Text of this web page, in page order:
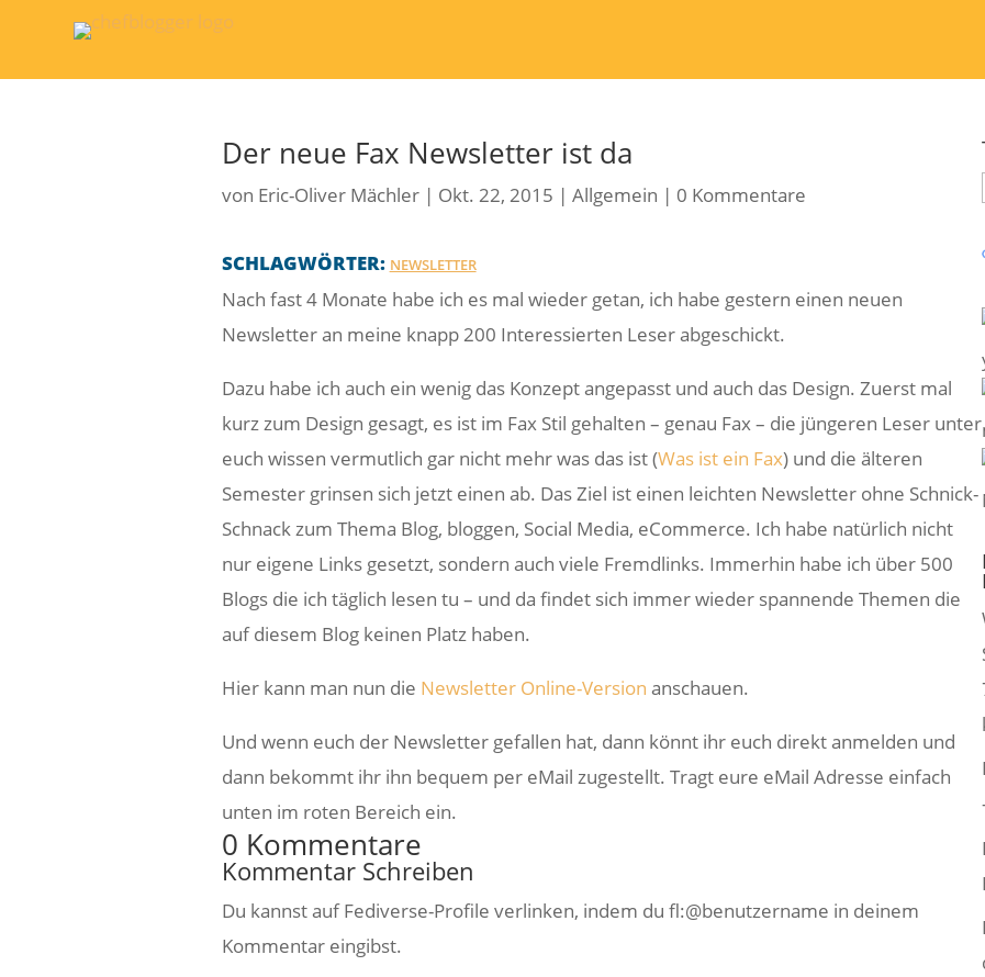
Der neue Fax Newsletter ist da
von Eric-Oliver Mächler| Okt. 22, 2015 | Allgemein | 0 Kommentare
SCHLAGWÖRTER: NEWSLETTER
Nach fast 4 Monate habe ich es mal wieder getan, ich habe gestern einen neuen
Newsletter an meine knapp 200 Interessierten Leser abgeschickt.
Dazu habe ich auch ein wenig das Konzept angepasst und auch das Design. Zuerst mal
kurz zum Design gesagt, es ist im Fax Stil gehalten – genau Fax – die jüngeren Leser unter
euch wissen vermutlich gar nicht mehr was das ist (Was ist ein Fax) und die älteren
Semester grinsen sich jetzt einen ab. Das Ziel ist einen leichten Newsletter ohne Schnick-
Schnack zum Thema Blog, bloggen, Social Media, eCommerce. Ich habe natürlich nicht
nur eigene Links gesetzt, sondern auch viele Fremdlinks. Immerhin habe ich über 500
Blogs die ich täglich lesen tu – und da findet sich immer wieder spannende Themen die
auf diesem Blog keinen Platz haben.
Hier kann man nun die Newsletter Online-Version anschauen.
Und wenn euch der Newsletter gefallen hat, dann könnt ihr euch direkt anmelden und
dann bekommt ihr ihn bequem per eMail zugestellt. Tragt eure eMail Adresse einfach
unten im roten Bereich ein.
0 Kommentare
Kommentar Schreiben
Du kannst auf Fediverse-Profile verlinken, indem du fl:@benutzername in deinem
Kommentar eingibst.